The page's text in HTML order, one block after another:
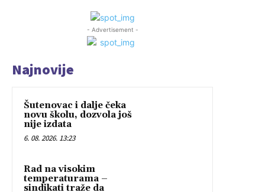
- Advertisement -
Najnovije
Šutenovac i dalje čeka
novu školu, dozvola još
nije izdata
6. 08. 2026. 13:23
Rad na visokim
temperaturama –
sindikati traže da